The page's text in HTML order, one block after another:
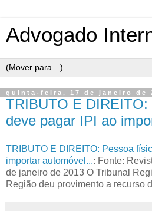
Advogado
quinta-feira, 17 de janeiro de
TRIBUTO E
deve pagar IPI ao
TRIBUTO E DIREITO: Pessoa
importar automóvel...: Fonte:
de janeiro de 2013 O Tribunal
Região deu provimento a recurso